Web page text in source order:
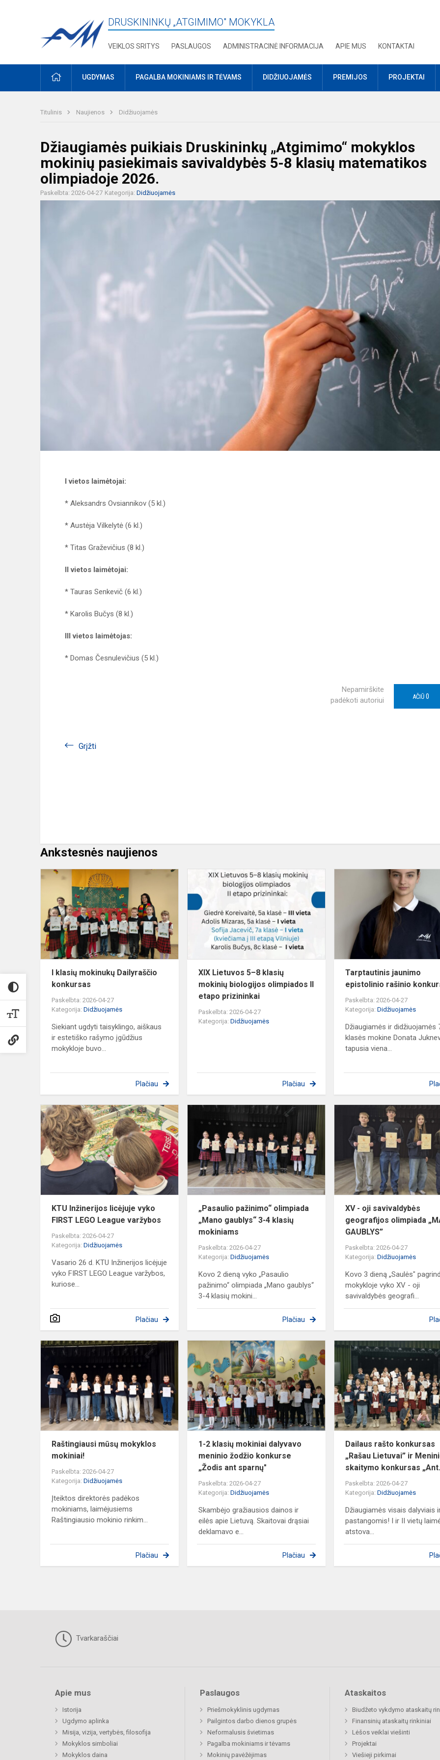
DRUSKININKŲ „ATGIMIMO" MOKYKLA
VEIKLOS SRITYS PASLAUGOS ADMINISTRACINĖ INFORMACIJA APIE MUS KONTAKTAI
PRADŽIAUGDYMAS PAGALBA MOKINIAMS IR TĖVAMS DIDŽIUOJAMĖS PREMIJOS PROJEKTAI
Titulinis Naujienos Didžiuojamės
Džiaugiamės puikiais Druskininkų „Atgimimo“ mokyklos
mokinių pasiekimais savivaldybės 5-8 klasių matematikos
olimpiadoje 2026.
Paskelbta: 2026-04-27 Kategorija: Didžiuojamės
I vietos laimėtojai:
* Aleksandrs Ovsiannikov (5 kl.)
* Austėja Vilkelytė (6 kl.)
* Titas Graževičius (8 kl.)
II vietos laimėtojai:
* Tauras Senkevič (6 kl.)
* Karolis Bučys (8 kl.)
III vietos laimėtojas:
* Domas Česnulevičius (5 kl.)
Nepamirškite
padėkoti autoriui
AČIŪ 0
Grįžti
Ankstesnės naujienos
mokinukų
Dailyraščio
konkursas
I klasių mokinukų Dailyraščio
konkursas
Paskelbta: 2026-04-27
Kategorija: Didžiuojamės
Siekiant ugdyti taisyklingo, aiškaus
ir estetiško rašymo įgūdžius
mokykloje buvo...
Plačiau
8
biologijos
olimpiados
XIX Lietuvos 5–8 klasių
mokinių biologijos olimpiados II
etapo prizininkai
Paskelbta: 2026-04-27
Kategorija:Didžiuojamės
Plačiau
Tarptautinis jaunimo
epistolinio rašinio
Paskelbta: 2026-04-27
Kategorija:Didžiuojamės
Džiaugiamės ir didžiuojamės
klasės mokine Donata
tapusia viena...
Inžinerijos
licėjuje
vyko
FIRST
LEGO
League
KTU Inžinerijos licėjuje vyko
FIRST LEGO League varžybos
Paskelbta: 2026-04-27
Kategorija: Didžiuojamės
Vasario 26 d. KTU Inžinerijos licėjuje
vyko FIRST LEGO League varžybos,
kuriose...
Plačiau
olimpiada
gaublys“
4
klasių
„Pasaulio pažinimo“ olimpiada
„Mano gaublys“ 3-4 klasių
mokiniams
Paskelbta: 2026-04-27
Kategorija:Didžiuojamės
Kovo 2 dieną vyko „Pasaulio
pažinimo“ olimpiada „Mano gaublys“
3-4 klasių mokini...
Plačiau
XV - oji savivaldybės
geografijos olimpiada
GAUBLYS”
Paskelbta: 2026-04-27
Kategorija:Didžiuojamės
Kovo 3 dieną „Saulės"
mokykloje vyko XV - oji
savivaldybės geografi...
mūsų
mokyklos
mokiniai!
Raštingiausi mūsų mokyklos
mokiniai!
Paskelbta: 2026-04-27
Kategorija: Didžiuojamės
Įteiktos direktorės padėkos
mokiniams, laimėjusiems
Raštingiausio mokinio rinkim...
Plačiau
2
mokiniai
dalyvavo
meninio
žodžio
konkurse
„Žodis...
1-2 klasių mokiniai dalyvavo
meninio žodžio konkurse
„Žodis ant sparnų"
Paskelbta: 2026-04-27
Kategorija:Didžiuojamės
Skambėjo gražiausios dainos ir
eilės apie Lietuvą. Skaitovai drąsiai
deklamavo e...
Plačiau
Dailaus rašto konkursas
„Rašau Lietuvai” ir
skaitymo konkursas
Paskelbta: 2026-04-27
Kategorija:Didžiuojamės
Džiaugiamės visais dalyviais
pastangomis! I ir II vietų
atstova...
Tvarkaraščiai
Apie mus
Istorija
Ugdymo aplinka
Misija, vizija, vertybės, filosofija
Mokyklos simboliai
Mokyklos daina
Paslaugos
Priešmokyklinis ugdymas
Pailgintos darbo dienos grupės
Neformalusis švietimas
Pagalba mokiniams ir tėvams
Mokinių pavėžėjimas
Ataskaitos
Biudžeto vykdymo ataskaitų
Finansinių ataskaitų rinkiniai
Lėšos veiklai viešinti
Projektai
Viešieji pirkimai